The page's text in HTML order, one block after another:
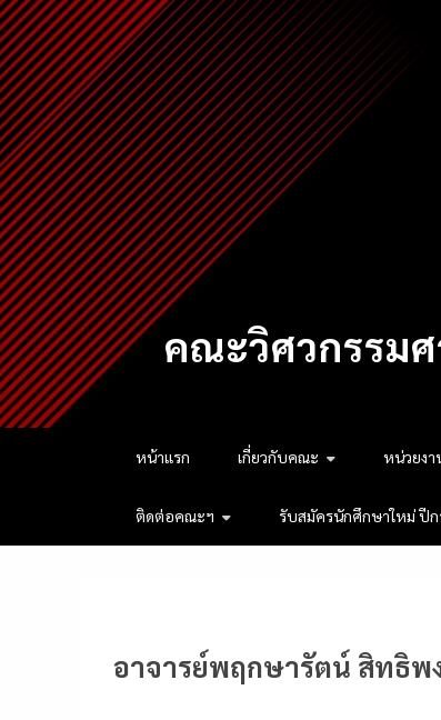
Skip
to
content
คณะวิศวกรรม
หน้าแรก เกี่ยวกับคณะ หน่วยงา
ติดต่อคณะฯ รับสมัครนักศึกษาใหม่ ปี
อาจารย์พฤกษารัตน์ สิทธิพ